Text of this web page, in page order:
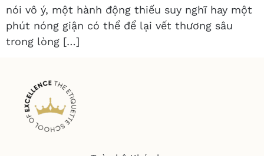
nói vô ý, một hành động thiếu suy nghĩ hay một
phút nóng giận có thể để lại vết thương sâu
trong lòng […]